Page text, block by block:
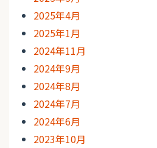
2025年4月
2025年1月
2024年11月
2024年9月
2024年8月
2024年7月
2024年6月
2023年10月